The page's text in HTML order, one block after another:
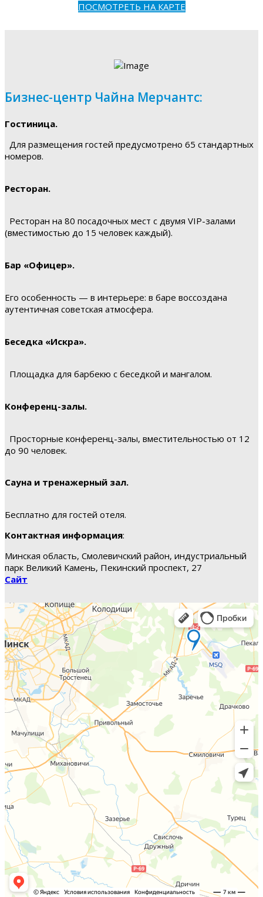
ПОСМОТРЕТЬ НА КАРТЕ
Бизнес-центр Чайна Мерчантс:
Гостиница.
Для размещения гостей предусмотрено 65 стандартных
номеров.
Ресторан.
Ресторан на 80 посадочных мест с двумя VIP-залами
(вместимостью до 15 человек каждый).
Бар «Офицер».
Его особенность — в интерьере: в баре воссоздана
аутентичная советская атмосфера.
Беседка «Искра».
Площадка для барбекю с беседкой и мангалом.
Конференц-залы.
Просторные конференц-залы, вместительностью от 12
до 90 человек.
Сауна и тренажерный зал.
Бесплатно для гостей отеля.
Контактная информация:
Минская область, Смолевичский район, индустриальный
парк Великий Камень, Пекинский проспект, 27
Сайт